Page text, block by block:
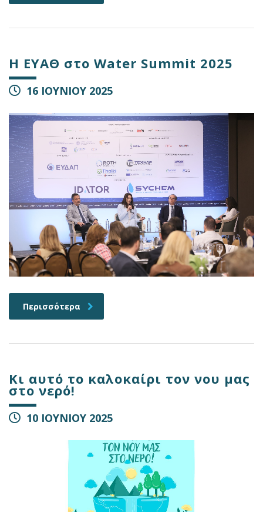
Η ΕΥΑΘ στο Water Summit 2025
16 ΙΟΥΝΙΟΥ 2025
Περισσότερα
Κι αυτό το καλοκαίρι τον νου μας
στο νερό!
10 ΙΟΥΝΙΟΥ 2025